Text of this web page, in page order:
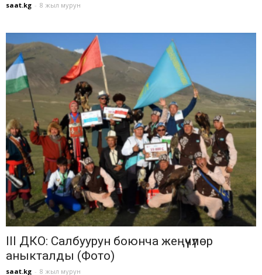
saat.kg - 8 жыл мурун
III ДКО: Салбуурун боюнча жеңүүчүлөр
аныкталды (Фото)
saat.kg - 8 жыл мурун